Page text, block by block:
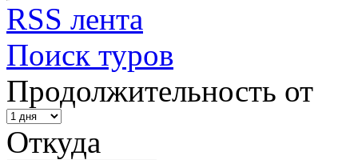
RSS лента
Поиск туров
Продолжительность от
Откуда